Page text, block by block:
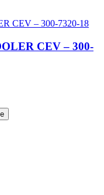
CEV – 300-